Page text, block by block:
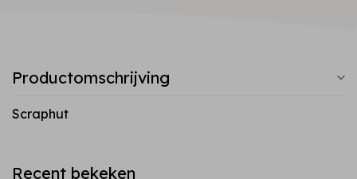
Productomschrijving
Scraphut
Recent bekeken